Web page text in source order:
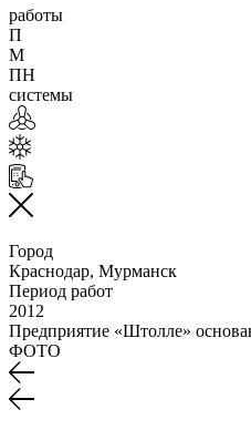
работы
П
М
ПН
системы
Город
Краснодар, Мурманск
Период работ
2012
Предприятие «Штолле»
ФОТО